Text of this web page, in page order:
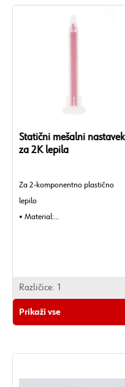
Statični mešalni nastavek
za 2K lepila
Za 2-komponentno plastično
lepilo
• Material:
• Teža izdelka (na kos):
2,280 g
Različice: 1
Prikaži vse